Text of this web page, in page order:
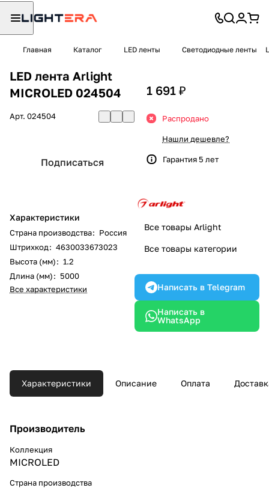
Главная Каталог LED ленты Светодиодные ленты
LED лента Arlight
MICROLED 024504
Арт. 024504
Подписаться
Характеристики
Страна производства: Россия
Штрихкод: 4630033673023
Высота (мм): 1.2
Длина (мм): 5000
Все характеристики
1 691 ₽
Распродано
Нашли дешевле?
Гарантия 5 лет
Все товары Arlight
Все товары категории
Написать в Telegram
Написать в
WhatsApp
Характеристики Описание Оплата
Производитель
Коллекция
MICROLED
Страна производства